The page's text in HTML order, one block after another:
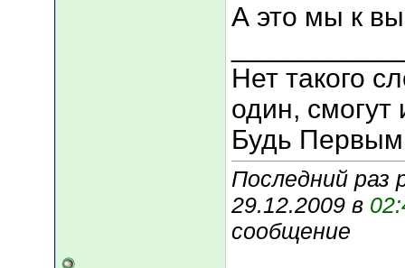
А это мы к
Нет такого
один, смогут
Будь
Последний раз
29.12.2009 в
сообщение